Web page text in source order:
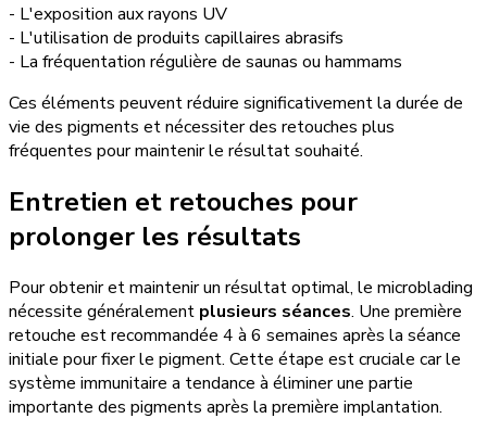
- L'exposition aux rayons UV
- L'utilisation de produits capillaires abrasifs
- La fréquentation régulière de saunas ou hammams
Ces éléments peuvent réduire significativement la durée de
vie des pigments et nécessiter des retouches plus
fréquentes pour maintenir le résultat souhaité.
Entretien et retouches pour
prolonger les résultats
Pour obtenir et maintenir un résultat optimal, le microblading
nécessite généralement plusieurs séances. Une première
retouche est recommandée 4 à 6 semaines après la séance
initiale pour fixer le pigment. Cette étape est cruciale car le
système immunitaire a tendance à éliminer une partie
importante des pigments après la première implantation.